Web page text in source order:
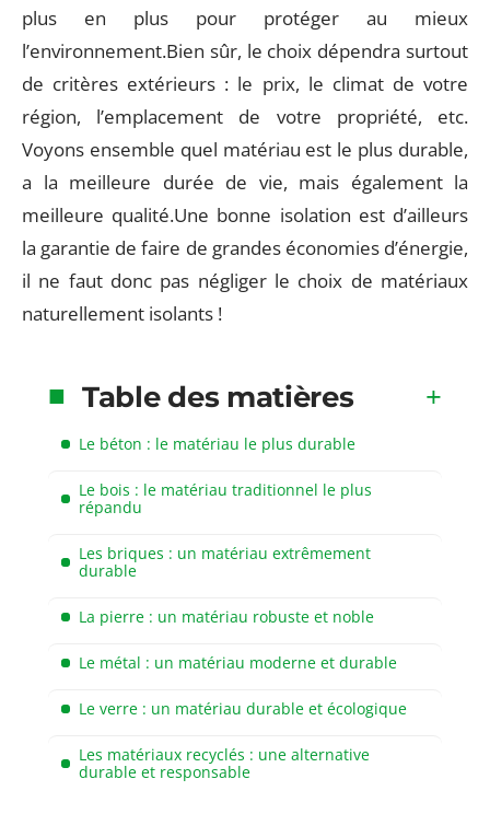
plus en plus pour protéger au mieux
l’environnement.Bien sûr, le choix dépendra surtout
de critères extérieurs : le prix, le climat de votre
région, l’emplacement de votre propriété, etc.
Voyons ensemble quel matériau est le plus durable,
a la meilleure durée de vie, mais également la
meilleure qualité.Une bonne isolation est d’ailleurs
la garantie de faire de grandes économies d’énergie,
il ne faut donc pas négliger le choix de matériaux
naturellement isolants !
Table des matières
Le béton : le matériau le plus durable
Le bois : le matériau traditionnel le plus
répandu
Les briques : un matériau extrêmement
durable
La pierre : un matériau robuste et noble
Le métal : un matériau moderne et durable
Le verre : un matériau durable et écologique
Les matériaux recyclés : une alternative
durable et responsable